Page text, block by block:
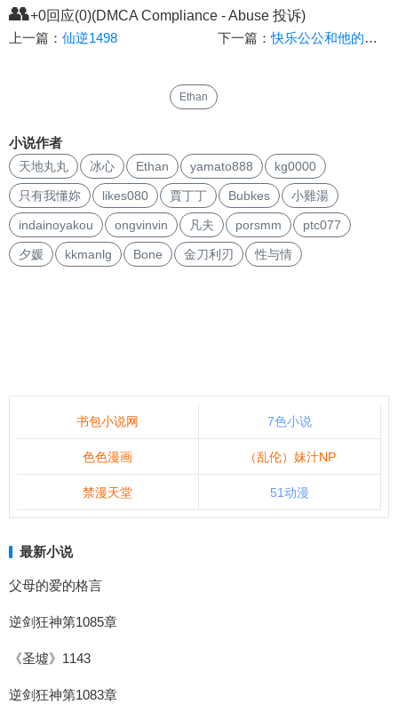
👥+0回应(0)(DMCA Compliance - Abuse 投诉)
上一篇： 仙逆1498 下一篇：快乐公公和他的四位媳妇
Ethan
小说作者
天地丸丸 冰心 Ethan yamato888 kg0000
只有我懂妳 likes080 賈丁丁 Bubkes 小雞湯
indainoyakou ongvinvin 凡夫 porsmm ptc077
夕媛 kkmanlg Bone 金刀利刃 性与情
书包小说网 7色小说
色色漫画 （乱伦）妹汁NP
禁漫天堂 51动漫
最新小说
父母的爱的格言
逆剑狂神第1085章
《圣墟》1143
逆剑狂神第1083章